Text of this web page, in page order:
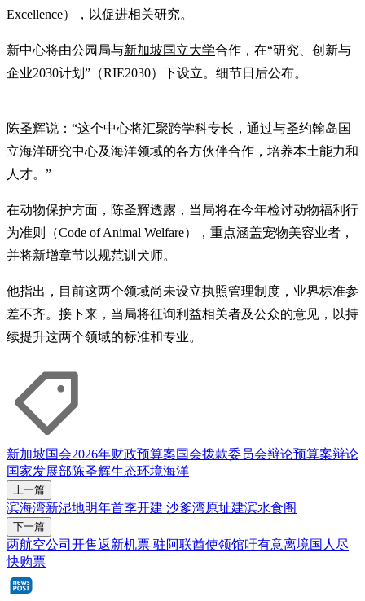
Excellence），以促进相关研究。
新中心将由公园局与新加坡国立大学合作，在“研究、创新与
企业2030计划”（RIE2030）下设立。细节日后公布。
陈圣辉说：“这个中心将汇聚跨学科专长，通过与圣约翰岛国
立海洋研究中心及海洋领域的各方伙伴合作，培养本土能力和
人才。”
在动物保护方面，陈圣辉透露，当局将在今年检讨动物福利行
为准则（Code of Animal Welfare），重点涵盖宠物美容业者，
并将新增章节以规范训犬师。
他指出，目前这两个领域尚未设立执照管理制度，业界标准参
差不齐。接下来，当局将征询利益相关者及公众的意见，以持
续提升这两个领域的标准和专业。
新加坡国会2026年财政预算案国会拨款委员会辩论预算案辩论
国家发展部陈圣辉生态环境海洋
上一篇
滨海湾新湿地明年首季开建 沙爹湾原址建滨水食阁
下一篇
两航空公司开售返新机票 驻阿联酋使领馆吁有意离境国人尽
快购票